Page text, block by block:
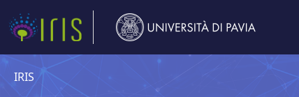
IRIS